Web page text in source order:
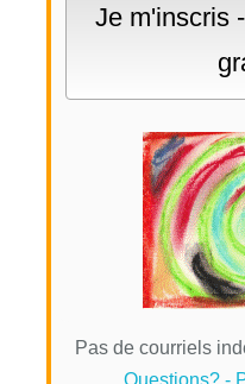
Pas de courriels
Questions? -